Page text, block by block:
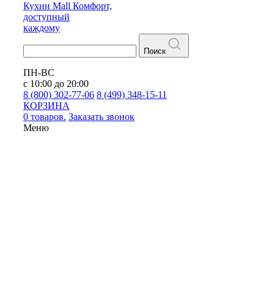
Кухни Mall Комфорт,
доступный
каждому
Поиск
ПН-ВС
с 10:00 до 20:00
8 (800) 302-77-06 8 (499) 348-15-11
КОРЗИНА
0 товаров. Заказать звонок
Меню